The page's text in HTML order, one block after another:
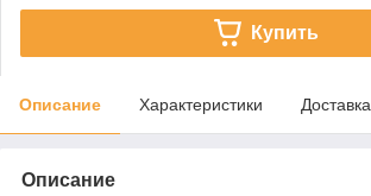
Купить
Описание Характеристики Доставка
Описание